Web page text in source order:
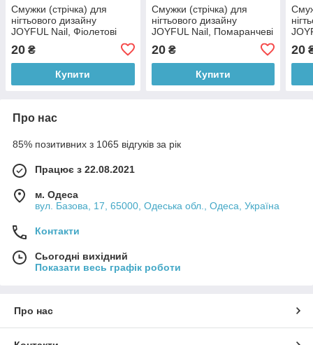
Смужки (стрічка) для
нігтьового дизайну
JOYFUL Nail, Фіолетові
20 ₴
Купити
Смужки (стрічка) для
нігтьового дизайну
JOYFUL Nail, Помаранчеві
20₴
Купити
20
Про нас
85% позитивних з 1065 відгуків за рік
Працює з 22.08.2021
м. Одеса
вул. Базова, 17, 65000, Одеська обл., Одеса, Україна
Контакти
Сьогодні вихідний
Показати весь графік роботи
Про нас